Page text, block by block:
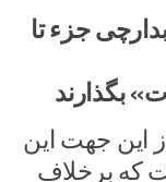
جزء تا
بگذارند
این جهت این
که برخلاف